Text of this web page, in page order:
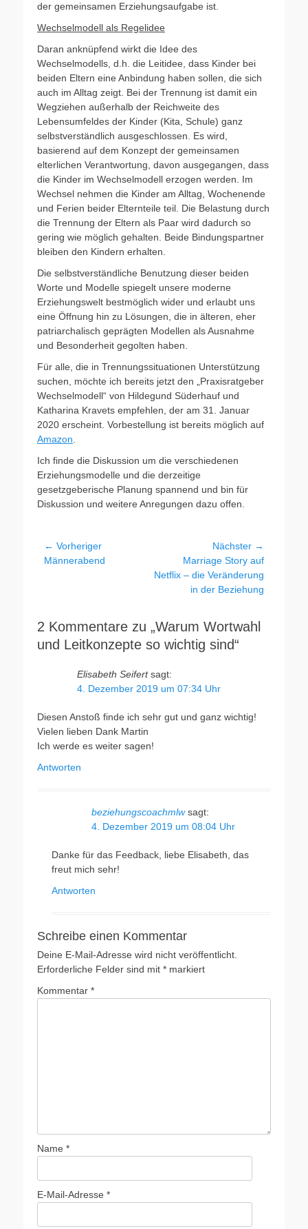
der gemeinsamen Erziehungsaufgabe ist.
Wechselmodell als Regelidee
Daran anknüpfend wirkt die Idee des
Wechselmodells, d.h. die Leitidee, dass Kinder bei
beiden Eltern eine Anbindung haben sollen, die sich
auch im Alltag zeigt. Bei der Trennung ist damit ein
Wegziehen außerhalb der Reichweite des
Lebensumfeldes der Kinder (Kita, Schule) ganz
selbstverständlich ausgeschlossen. Es wird,
basierend auf dem Konzept der gemeinsamen
elterlichen Verantwortung, davon ausgegangen, dass
die Kinder im Wechselmodell erzogen werden. Im
Wechsel nehmen die Kinder am Alltag, Wochenende
und Ferien beider Elternteile teil. Die Belastung durch
die Trennung der Eltern als Paar wird dadurch so
gering wie möglich gehalten. Beide Bindungspartner
bleiben den Kindern erhalten.
Die selbstverständliche Benutzung dieser beiden
Worte und Modelle spiegelt unsere moderne
Erziehungswelt bestmöglich wider und erlaubt uns
eine Öffnung hin zu Lösungen, die in älteren, eher
patriarchalisch geprägten Modellen als Ausnahme
und Besonderheit gegolten haben.
Für alle, die in Trennungssituationen Unterstützung
suchen, möchte ich bereits jetzt den „Praxisratgeber
Wechselmodell“ von Hildegund Süderhauf und
Katharina Kravets empfehlen, der am 31. Januar
2020 erscheint. Vorbestellung ist bereits möglich auf
Amazon
Ich finde die Diskussion um die verschiedenen
Erziehungsmodelle und die derzeitige
gesetzgeberische Planung spannend und bin für
Diskussion und weitere Anregungen dazu offen.
Beitragsnavigation
← Vorheriger
Vorheriger
Männerabend
Nächster →
Nächster
Beitrag:
Marriage Story auf
Netflix – die Veränderung
in der Beziehung
2 Kommentare zu „Warum Wortwahl
und Leitkonzepte so wichtig sind“
Elisabeth Seifert sagt:
4. Dezember 2019 um 07:34 Uhr
Diesen Anstoß finde ich sehr gut und ganz wichtig!
Vielen lieben Dank Martin
Ich werde es weiter sagen!
Antworten
beziehungscoachmlw sagt:
4. Dezember 2019 um 08:04 Uhr
Danke für das Feedback, liebe Elisabeth, das
freut mich sehr!
Antworten
Schreibe einen Kommentar
Deine E-Mail-Adresse wird nicht veröffentlicht.
Erforderliche Felder sind mit * markiert
Kommentar *
Name *
E-Mail-Adresse *